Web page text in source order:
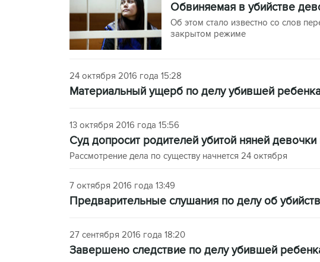
Обвиняемая в убийстве
Об этом стало известно со слов
закрытом режиме
24 октября 2016 года 15:28
Материальный ущерб по делу убившей
13 октября 2016 года 15:56
Суд допросит родителей убитой няней
Рассмотрение дела по существу начнется 24 октября
7 октября 2016 года 13:49
Предварительные слушания по делу об
27 сентября 2016 года 18:20
Завершено следствие по делу убившей